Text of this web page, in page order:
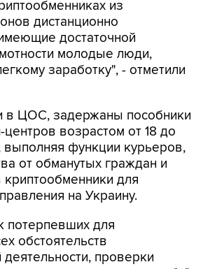
достаточной
молодые люди,
заработку", - отметили
в ЦОС, задержаны пособники
выполняя функции курьеров,
от обманутых граждан и
криптообменники для
на Украину.
потерпевших для
проверки
возмещения ущерба",